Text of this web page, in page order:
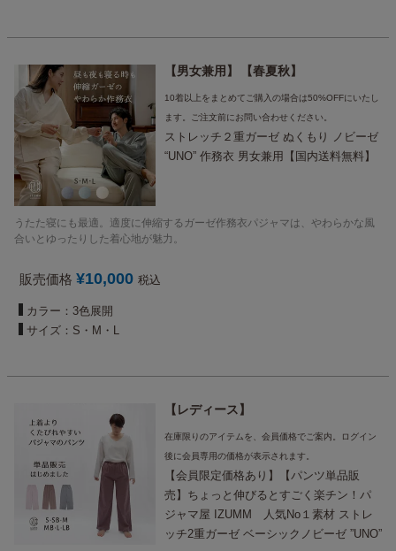
男女兼用 春夏秋
10着以上をまとめてご購入の場合は50%OFFにいたし
ます。ご注文前にお問い合わせください。
ストレッチ２重ガーゼ ぬくもり ノビーゼ
“UNO” 作務衣 男女兼用【国内送料無料】
うたた寝にも最適。適度に伸縮するガーゼ作務衣パジャマは、やわらかな風
合いとゆったりした着心地が魅力。
販売価格 ¥10,000 税込
カラー：3色展開
サイズ：S・M・L
レディース
在庫限りのアイテムを、会員価格でご案内。ログイン
後に会員専用の価格が表示されます。
【会員限定価格あり】【パンツ単品販
売】ちょっと伸びるとすごく楽チン！パ
ジャマ屋 IZUMM 人気No１素材 ストレ
ッチ2重ガーゼ ベーシックノビーゼ ”UNO”